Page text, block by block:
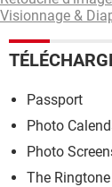
Visionnage &
Passport
Photo
Photo
The